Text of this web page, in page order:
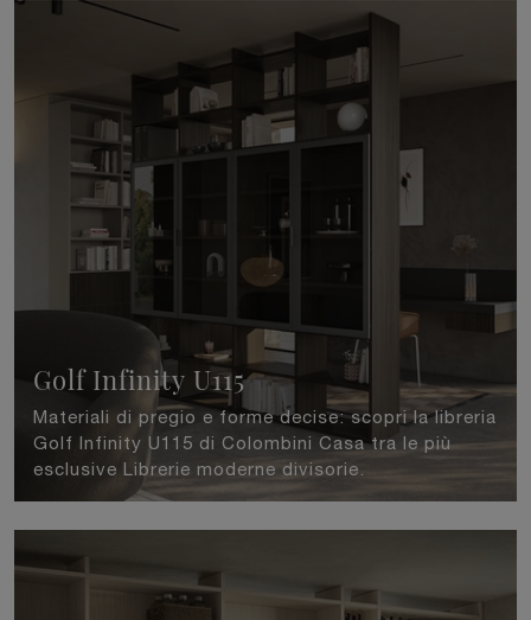
Golf Infinity U115
Materiali di pregio e forme decise: scopri la libreria
Golf Infinity U115 di Colombini Casa tra le più
esclusive Librerie moderne divisorie.